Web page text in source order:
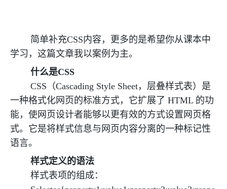
简单补充CSS内容，更多的是希望你从课本中
学习，这篇文章我以案例为主。
什么是CSS
CSS（Cascading Style Sheet，层叠样式表）是
一种格式化网页的标准方式，它扩展了 HTML 的功
能，使网页设计者能够以更有效的方式设置网页格
式。它是将样式信息与网页内容分离的一种标记性
语言。
样式定义的语法
样式表项的组成：